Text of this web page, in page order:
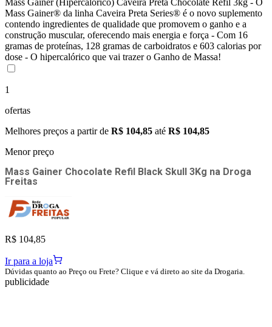
Mass Gainer® da linha Caveira Preta Series® é o novo suplemento
contendo ingredientes de qualidade que promovem o ganho e a
construção muscular, oferecendo mais energia e força - Com 16
gramas de proteínas, 128 gramas de carboidratos e 603 calorias por
dose - O hipercalórico que vai trazer o Ganho de Massa!
1
ofertas
Melhores preços a partir de R$ 104,85 até R$ 104,85
Menor preço
Mass Gainer Chocolate Refil Black Skull 3Kg na Droga
Freitas
R$ 104,85
Ir para a loja
Dúvidas quanto ao Preço ou Frete? Clique e vá direto ao site da Drogaria.
publicidade